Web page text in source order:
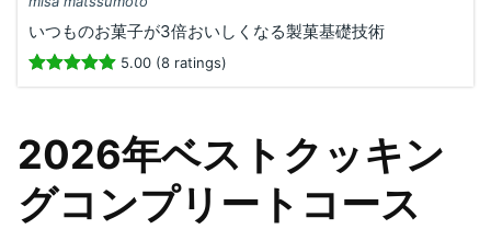
いつものお菓子が3倍おいしくなる製菓基礎技術
5.00 (8 ratings)
2026年ベストクッキン
グコンプリートコース